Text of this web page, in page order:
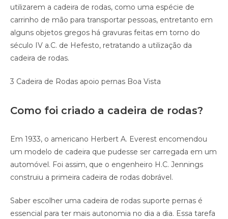
utilizarem a cadeira de rodas, como uma espécie de
carrinho de mão para transportar pessoas, entretanto em
alguns objetos gregos há gravuras feitas em torno do
século IV a.C. de Hefesto, retratando a utilização da
cadeira de rodas.
3 Cadeira de Rodas apoio pernas Boa Vista
Como foi criado a cadeira de rodas?
Em 1933, o americano Herbert A. Everest encomendou
um modelo de cadeira que pudesse ser carregada em um
automóvel. Foi assim, que o engenheiro H.C. Jennings
construiu a primeira cadeira de rodas dobrável.
Saber escolher uma cadeira de rodas suporte pernas é
essencial para ter mais autonomia no dia a dia. Essa tarefa